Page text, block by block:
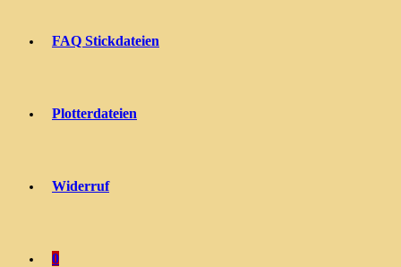
FAQ Stickdateien
Plotterdateien
Widerruf
0